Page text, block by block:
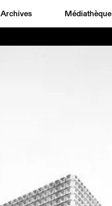
Archives Médiathèque